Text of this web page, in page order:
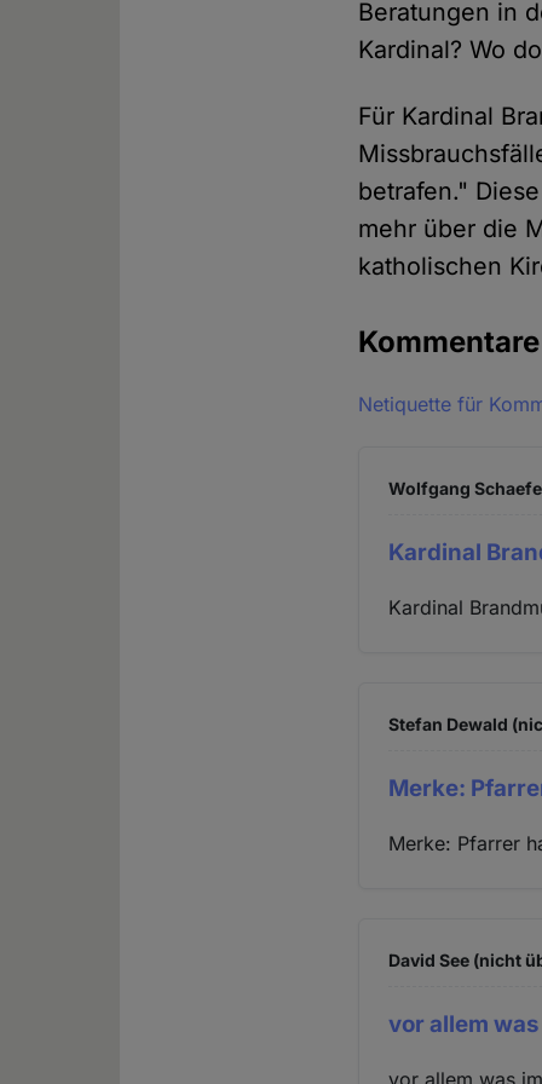
Beratungen in
Kardinal? Wo
Für Kardinal
betrafen."
mehr über die
katholischen
Kommentare
Netiquette für
Wolfgang
Kardinal
Kardinal
Stefan Dewald
Merke:
Merke: Pfarrer
David See (nicht
vor allem
vor allem was